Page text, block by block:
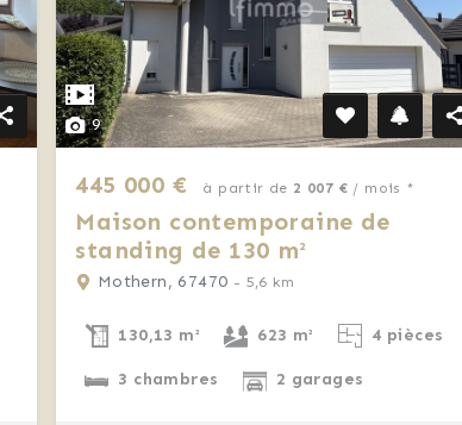
9
445 000 € à partir de 2 007 €/ mois *
Maison contemporaine de
standing de 130 m²
Mothern, 67470 - 5,6 km
130,13 m² 623 m² 4 pièces
3 chambres 2 garages